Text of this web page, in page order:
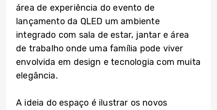
área de experiência do evento de
lançamento da QLED um ambiente
integrado com sala de estar, jantar e área
de trabalho onde uma família pode viver
envolvida em design e tecnologia com muita
elegância.
A ideia do espaço é ilustrar os novos